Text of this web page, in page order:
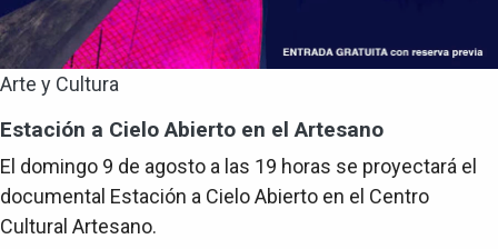
Arte y Cultura
Estación a Cielo Abierto en el Artesano
El domingo 9 de agosto a las 19 horas se proyectará el
documental Estación a Cielo Abierto en el Centro
Cultural Artesano.